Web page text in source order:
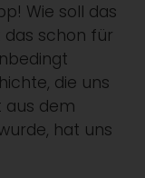
Wie soll das
das schon für
die uns
aus dem
hat uns